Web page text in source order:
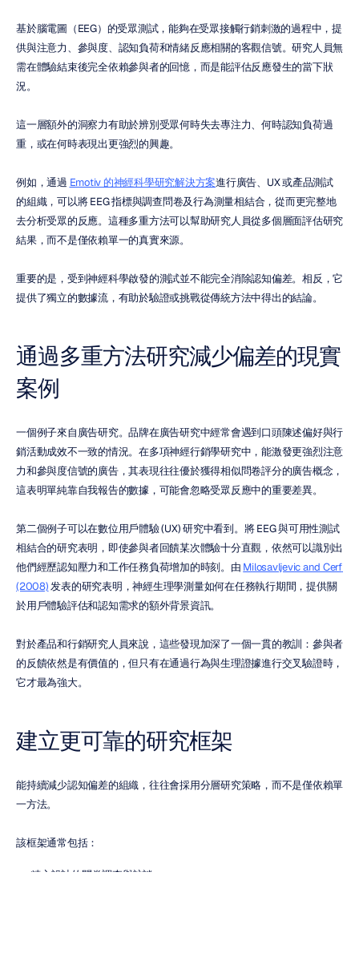
基於腦電圖（EEG）的受眾測試，能夠在受眾接觸行銷刺激的過程中，提
供與注意力、參與度、認知負荷和情緒反應相關的客觀信號。研究人員無
需在體驗結束後完全依賴參與者的回憶，而是能評估反應發生的當下狀
況。
這一層額外的洞察力有助於辨別受眾何時失去專注力、何時認知負荷過
重，或在何時表現出更強烈的興趣。
例如，通過 Emotiv 的神經科學研究解決方案進行廣告、UX 或產品測試
的組織，可以將 EEG 指標與調查問卷及行為測量相結合，從而更完整地
去分析受眾的反應。這種多重方法可以幫助研究人員從多個層面評估研究
結果，而不是僅依賴單一的真實來源。
重要的是，受到神經科學啟發的測試並不能完全消除認知偏差。相反，它
提供了獨立的數據流，有助於驗證或挑戰從傳統方法中得出的結論。
通過多重方法研究減少偏差的現實
案例
一個例子來自廣告研究。品牌在廣告研究中經常會遇到口頭陳述偏好與行
銷活動成效不一致的情況。在多項神經行銷學研究中，能激發更強烈注意
力和參與度信號的廣告，其表現往往優於獲得相似問卷評分的廣告概念，
這表明單純靠自我報告的數據，可能會忽略受眾反應中的重要差異。
第二個例子可以在數位用戶體驗 (UX) 研究中看到。將 EEG 與可用性測試
相結合的研究表明，即使參與者回饋某次體驗十分直觀，依然可以識別出
他們經歷認知壓力和工作任務負荷增加的時刻。由 Milosavljevic and Cerf
(2008) 发表的研究表明，神經生理學測量如何在任務執行期間，提供關
於用戶體驗評估和認知需求的額外背景資訊。
對於產品和行銷研究人員來說，這些發現加深了一個一貫的教訓：參與者
的反饋依然是有價值的，但只有在通過行為與生理證據進行交叉驗證時，
它才最為強大。
建立更可靠的研究框架
能持續減少認知偏差的組織，往往會採用分層研究策略，而不是僅依賴單
一方法。
該框架通常包括：
精心設計的問卷調查與訪談。